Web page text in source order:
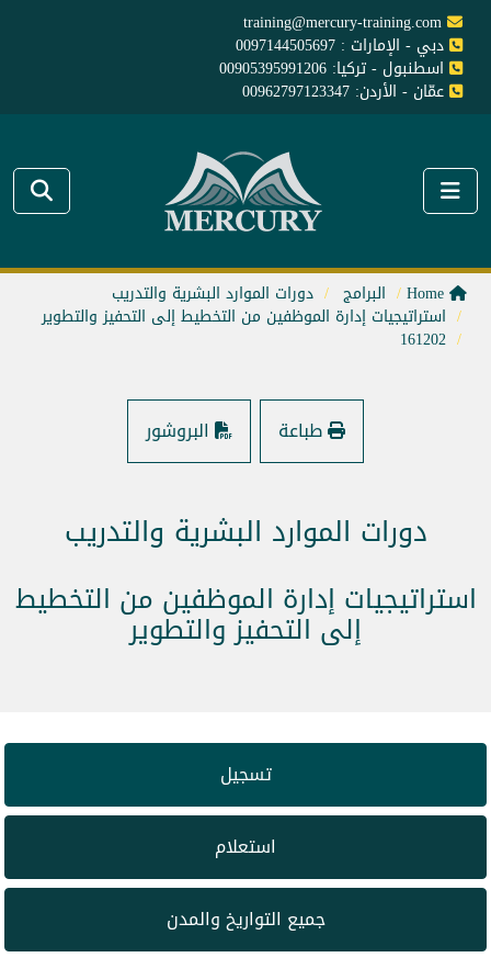
training@mercury-training.com
دبي - الإمارات : 0097144505697
اسطنبول - تركيا: 00905395991206
عمّان - الأردن: 00962797123347
البرامج دورات الموارد البشرية والتدريب
استراتيجيات إدارة الموظفين من التخطيط إلى التحفيز والتطوير
161202
طباعة البروشور
دورات الموارد البشرية والتدريب
استراتيجيات إدارة الموظفين من التخطيط
إلى التحفيز والتطوير
تسجيل
استعلام
جميع التواريخ والمدن